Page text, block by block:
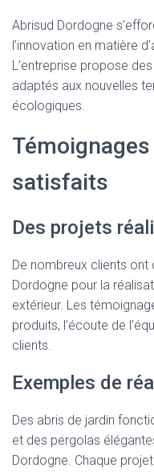
Abrisud Dordogne
l’innovation en matière
L’entreprise propose
adaptés aux nouvelles
écologiques.
satisfaits
Des projets
De nombreux clients
Dordogne pour la
extérieur. Les
produits, l’écoute de
clients.
Exemples de
Des abris de jardin
et des pergolas
Dordogne. Chaque